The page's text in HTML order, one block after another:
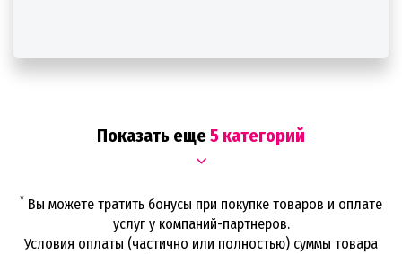
Показать еще5 категорий
* Вы можете тратить бонусы при покупке товаров и оплате
услуг у компаний-партнеров.
Условия оплаты (частично или полностью) суммы товара